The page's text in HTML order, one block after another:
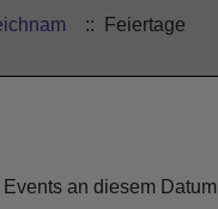
:: Feiertage
Events an diesem Datum